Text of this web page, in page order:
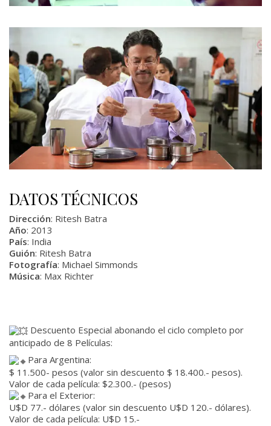
DATOS TÉCNICOS
Dirección: Ritesh Batra
Año: 2013
País: India
Guión: Ritesh Batra
Fotografía: Michael Simmonds
Música: Max Richter
Descuento Especial abonando el ciclo completo por
anticipado de 8 Películas:
Para Argentina:
$ 11.500- pesos (valor sin descuento $ 18.400.- pesos).
Valor de cada película: $2.300.- (pesos)
Para el Exterior:
U$D 77.- dólares (valor sin descuento U$D 120.- dólares).
Valor de cada película: U$D 15.-